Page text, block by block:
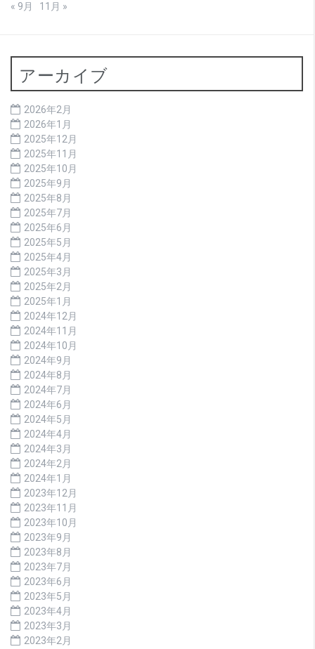
« 9月 11月 »
アーカイブ
2026年2月
2026年1月
2025年12月
2025年11月
2025年10月
2025年9月
2025年8月
2025年7月
2025年6月
2025年5月
2025年4月
2025年3月
2025年2月
2025年1月
2024年12月
2024年11月
2024年10月
2024年9月
2024年8月
2024年7月
2024年6月
2024年5月
2024年4月
2024年3月
2024年2月
2024年1月
2023年12月
2023年11月
2023年10月
2023年9月
2023年8月
2023年7月
2023年6月
2023年5月
2023年4月
2023年3月
2023年2月